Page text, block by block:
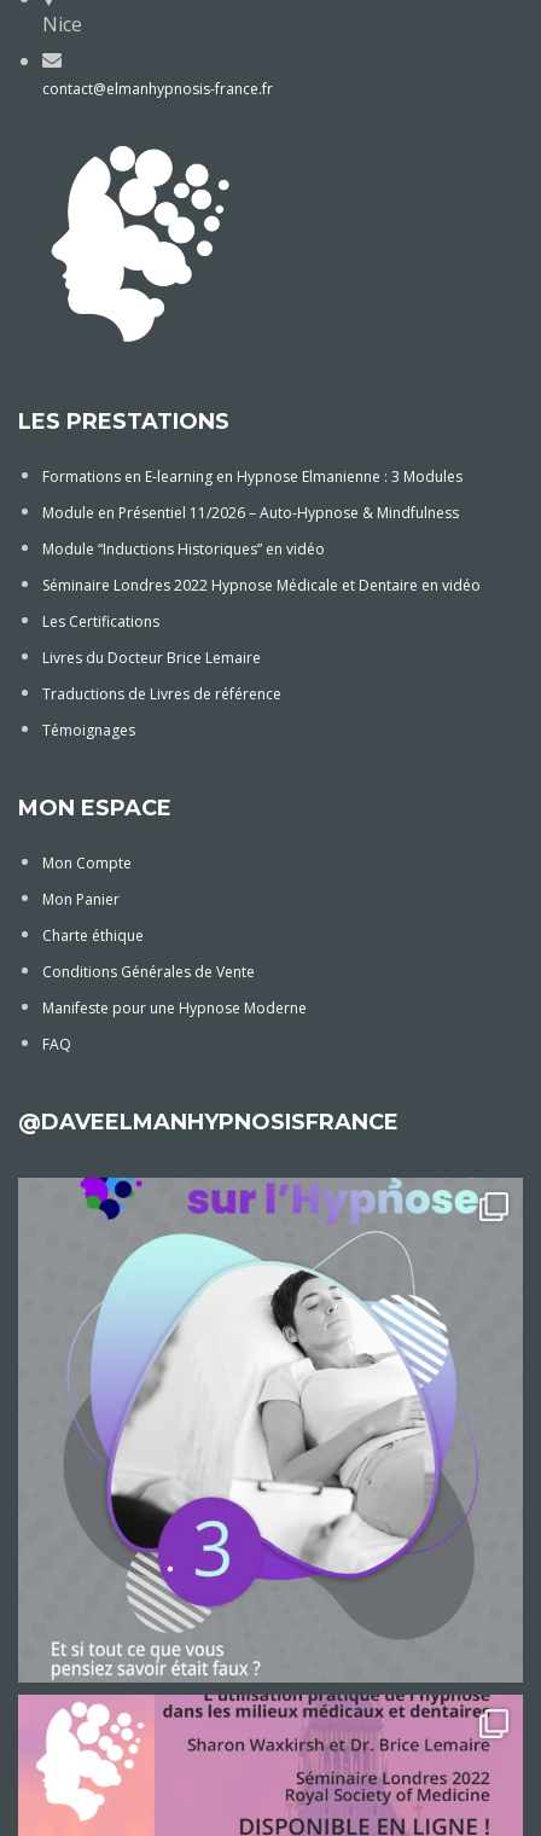
Nice
contact@elmanhypnosis-france.fr
LES PRESTATIONS
Formations en E-learning en Hypnose Elmanienne : 3 Modules
Module en Présentiel 11/2026 – Auto-Hypnose & Mindfulness
Module “Inductions Historiques” en vidéo
Séminaire Londres 2022 Hypnose Médicale et Dentaire en vidéo
Les Certifications
Livres du Docteur Brice Lemaire
Traductions de Livres de référence
Témoignages
MON ESPACE
Mon Compte
Mon Panier
Charte éthique
Conditions Générales de Vente
Manifeste pour une Hypnose Moderne
FAQ
@DAVEELMANHYPNOSISFRANCE